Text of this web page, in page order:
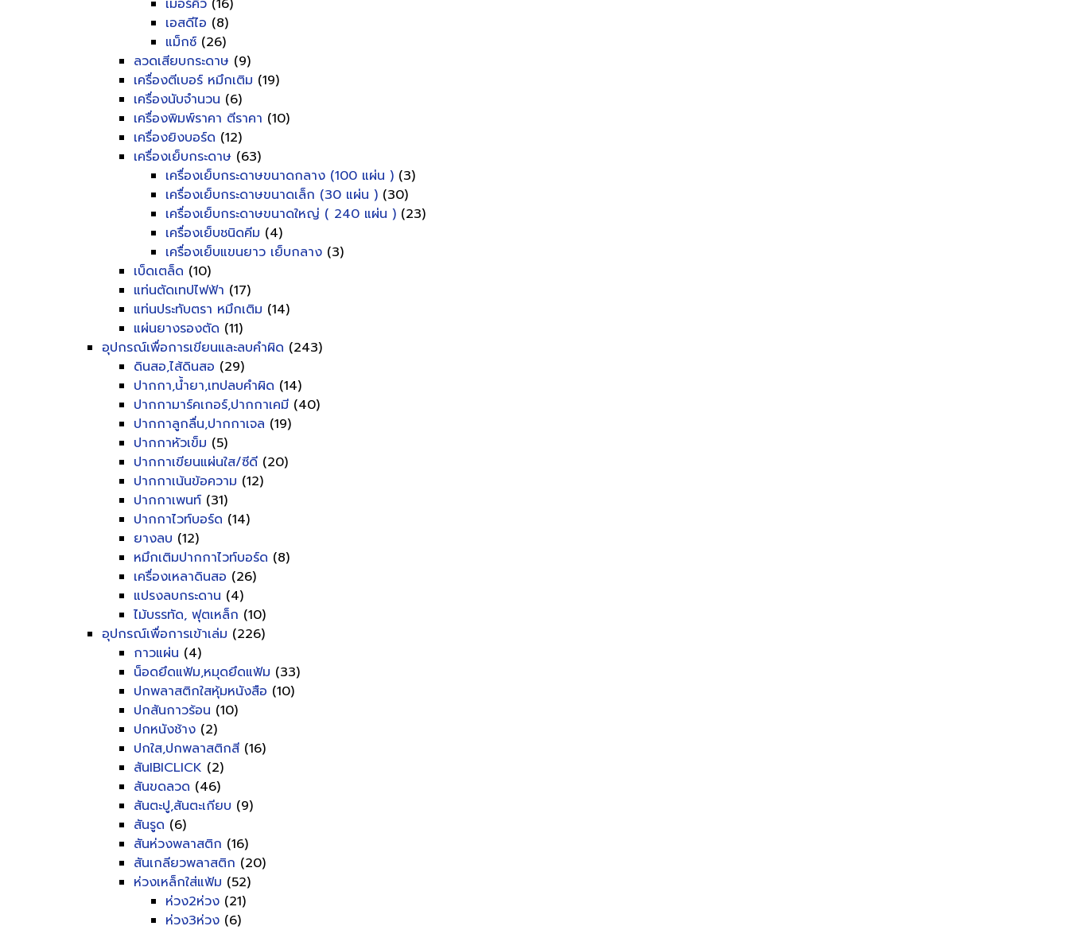
เมอร์คิว (16)
เอสดีไอ (8)
แม็กซ์ (26)
ลวดเสียบกระดาษ (9)
เครื่องตีเบอร์ หมึกเติม (19)
เครื่องนับจำนวน (6)
เครื่องพิมพ์ราคา ตีราคา (10)
เครื่องยิงบอร์ด (12)
เครื่องเย็บกระดาษ (63)
เครื่องเย็บกระดาษขนาดกลาง (100 แผ่น ) (3)
เครื่องเย็บกระดาษขนาดเล็ก (30 แผ่น ) (30)
เครื่องเย็บกระดาษขนาดใหญ่ ( 240 แผ่น ) (23)
เครื่องเย็บชนิดคีม (4)
เครื่องเย็บแขนยาว เย็บกลาง (3)
เบ็ดเตล็ด (10)
แท่นตัดเทปไฟฟ้า (17)
แท่นประทับตรา หมึกเติม (14)
แผ่นยางรองตัด (11)
อุปกรณ์เพื่อการเขียนและลบคำผิด (243)
ดินสอ,ไส้ดินสอ (29)
ปากกา,น้ำยา,เทปลบคำผิด (14)
ปากกามาร์คเกอร์,ปากกาเคมี (40)
ปากกาลูกลื่น,ปากกาเจล (19)
ปากกาหัวเข็ม (5)
ปากกาเขียนแผ่นใส/ซีดี (20)
ปากกาเน้นข้อความ (12)
ปากกาเพนท์ (31)
ปากกาไวท์บอร์ด (14)
ยางลบ (12)
หมึกเติมปากกาไวท์บอร์ด (8)
เครื่องเหลาดินสอ (26)
แปรงลบกระดาน (4)
ไม้บรรทัด, ฟุตเหล็ก (10)
อุปกรณ์เพื่อการเข้าเล่ม (226)
กาวแผ่น (4)
น็อดยึดแฟ้ม,หมุดยึดแฟ้ม (33)
ปกพลาสติกใสหุ้มหนังสือ (10)
ปกสันกาวร้อน (10)
ปกหนังช้าง (2)
ปกใส,ปกพลาสติกสี (16)
สันIBICLICK (2)
สันขดลวด (46)
สันตะปู,สันตะเกียบ (9)
สันรูด (6)
สันห่วงพลาสติก (16)
สันเกลียวพลาสติก (20)
ห่วงเหล็กใส่แฟ้ม (52)
ห่วง2ห่วง (21)
ห่วง3ห่วง (6)